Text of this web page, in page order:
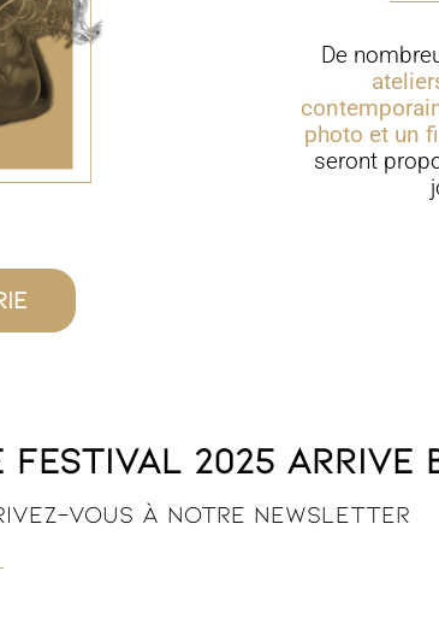
De
photo et un
seront
Festival 2025 arrive
vous à notre newsletter